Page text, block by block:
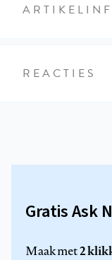
REACTIES
Gratis Ask
Maak met2